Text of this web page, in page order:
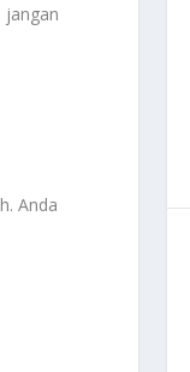
jangan
Anda